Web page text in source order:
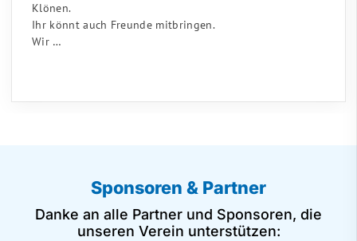
Klönen.
Ihr könnt auch Freunde mitbringen.
Wir …
Sponsoren & Partner
Danke an alle Partner und Sponsoren, die
unseren Verein unterstützen: